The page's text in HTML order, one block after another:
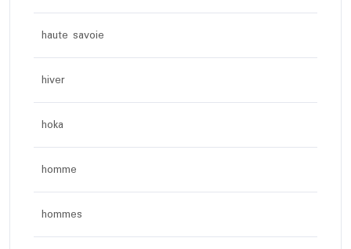
haute savoie
hiver
hoka
homme
hommes